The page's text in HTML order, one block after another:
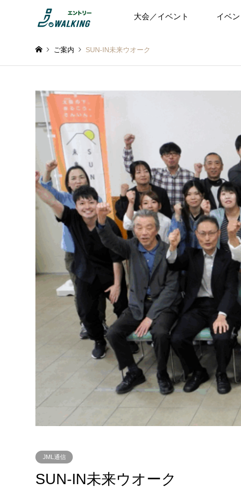
大会／イベント イベ
ご案内 SUN-IN未来ウオーク
JML通信
SUN-IN未来ウオーク